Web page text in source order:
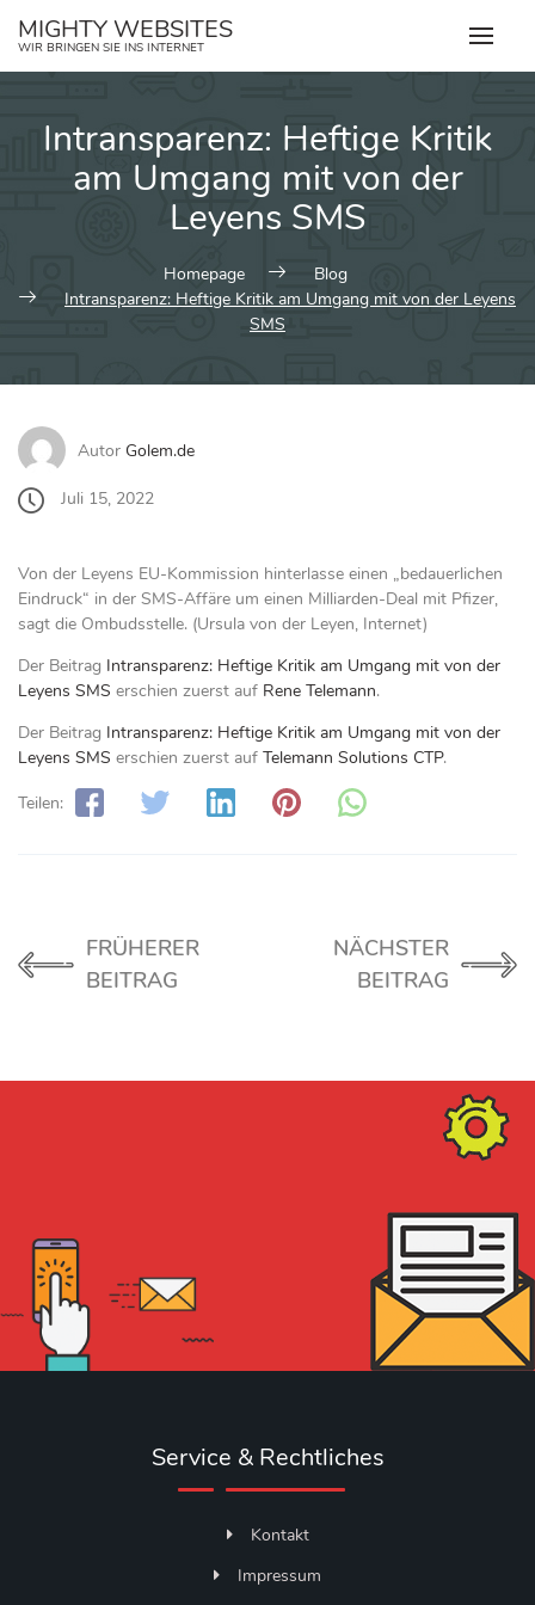
InhaltMIGHTY WEBSITES
WIR BRINGEN SIE INS INTERNET
Intransparenz: Heftige Kritik
am Umgang mit von der
Leyens SMS
Homepage
Blog
Intransparenz: Heftige Kritik am Umgang mit von der Leyens
SMS
Autor Golem.de
Juli 15, 2022
Von der Leyens EU-Kommission hinterlasse einen „bedauerlichen
Eindruck“ in der SMS-Affäre um einen Milliarden-Deal mit Pfizer,
sagt die Ombudsstelle. (Ursula von der Leyen, Internet)
Der Beitrag Intransparenz: Heftige Kritik am Umgang mit von der
Leyens SMS erschien zuerst auf Rene Telemann.
Der Beitrag Intransparenz: Heftige Kritik am Umgang mit von der
Leyens SMS erschien zuerst auf Telemann Solutions CTP.
Teilen:
FRÜHERER
BEITRAG
NÄCHSTER
BEITRAG
Service & Rechtliches
Kontakt
Impressum